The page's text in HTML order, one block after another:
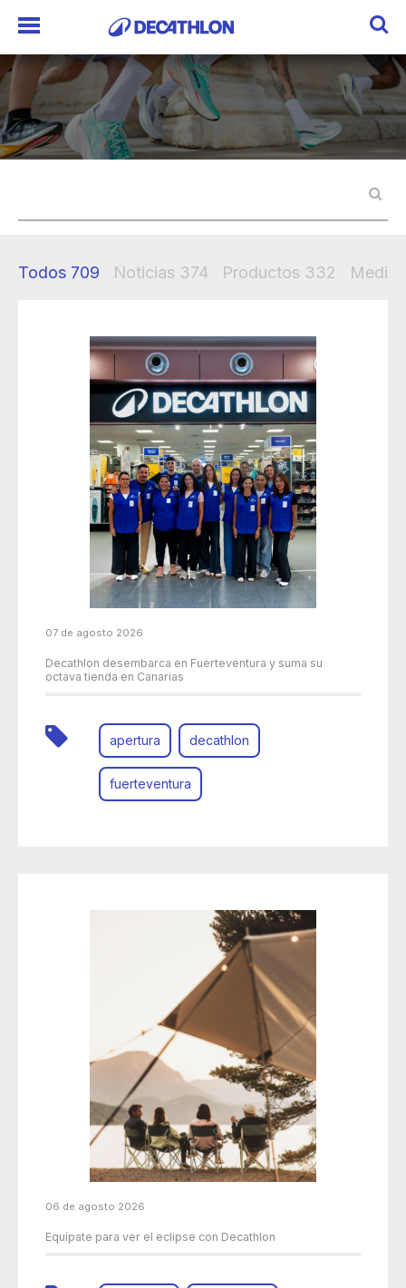
Todos 709 Noticias 374 Productos 332
07 de agosto 2026
Decathlon desembarca en Fuerteventura y suma su
octava tienda en Canarias
apertura decathlon
fuerteventura
06 de agosto 2026
Equípate para ver el eclipse con Decathlon